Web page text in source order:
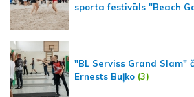
sporta festivāls "Beach
"BL Serviss Grand Slam"
Ernests Buļko (3)